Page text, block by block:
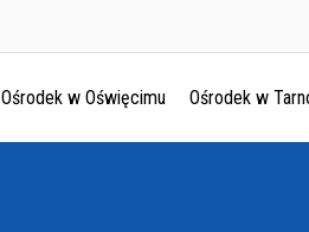
Ośrodek w Oświęcimu Ośrodek w